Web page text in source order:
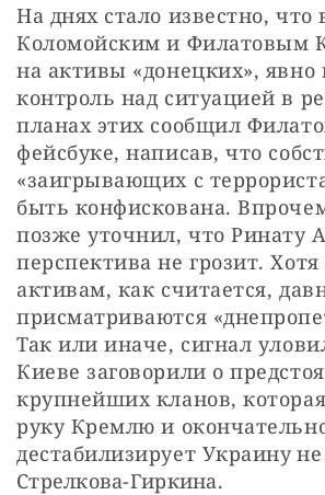
На днях стало известно, что
Коломойским и Филатовым
на активы «донецких»,
контроль над ситуацией в
планах этих сообщил
фейсбуке, написав, что
«заигрывающих с
быть конфискована.
позже уточнил, что Ринату
перспектива не грозит.
активам, как считается,
присматриваются
Так или иначе, сигнал
Киеве заговорили о
крупнейших кланов,
руку Кремлю и
дестабилизирует Украину
Стрелкова-Гиркина.